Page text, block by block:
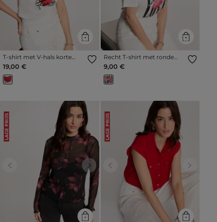
T-shirt met V-hals korte
mouwen helder wit vrouw
19,00 €
Recht T-shirt met ronde
hals helder wit vrouw
9,00 €
LAGE PRIJS
Previous Next
LAGE PRIJS
Previous Next